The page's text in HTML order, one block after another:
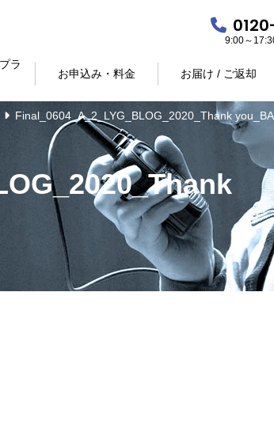
9:00～
ラ
お申込み・料金 お届け / ご返却
Final_0604_A_2_LYG_BLOG_2020_Thank